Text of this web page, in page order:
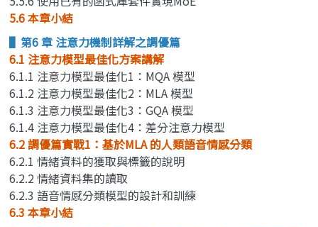
5.6 本章小結
▌第6 章 注意力機制詳解之調優篇
6.1 注意力模型最佳化方案講解
6.1.1 注意力模型最佳化1：MQA 模型
6.1.2 注意力模型最佳化2：MLA 模型
6.1.3 注意力模型最佳化3：GQA 模型
6.1.4 注意力模型最佳化4：差分注意力模型
6.2 調優篇實戰1：基於MLA 的人類語音情感分類
6.2.1 情緒資料的獲取與標籤的說明
6.2.2 情緒資料集的讀取
6.2.3 語音情感分類模型的設計和訓練
6.3 本章小結